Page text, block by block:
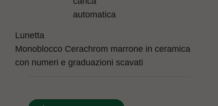
automatica
Lunetta
Monoblocco Cerachrom marrone in ceramica
con numeri e graduazioni scavati